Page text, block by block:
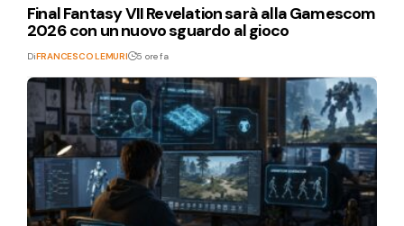
Final Fantasy VII Revelation sarà alla Gamescom
2026 con un nuovo sguardo al gioco
DiFRANCESCO LEMURI 5 ore fa